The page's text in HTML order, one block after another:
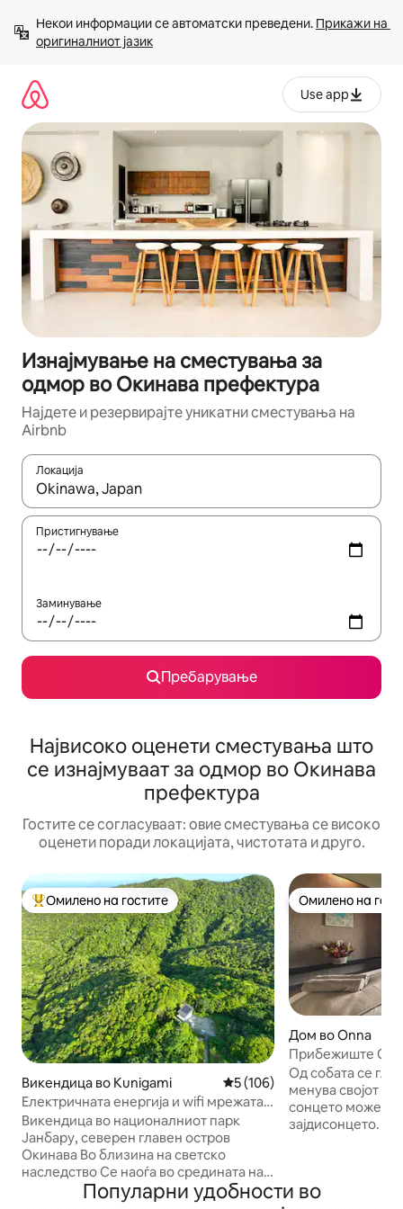
содржина
Некои информации се автоматски преведени. Прикажи на
оригиналниот јазик
Use app
Изнајмување на сместувања за
одмор во Окинава префектура
Најдете и резервирајте уникатни сместувања на
Airbnb
Локација
Кога резултатите се достапни, движете се со копчињата
Пристигнување
Заминување
Пребарување
Највисоко оценети сместувања што
се изнајмуваат за одмор во Окинава
префектура
Гостите се согласуваат: овие сместувања се високо
оценети поради локацијата, чистотата и друго.
Меѓу најуспешните „Омилени на гостите“
Омилено на гостите
Викендица во Kunigami Просечна оцена: 5 од 5,
5 (106)
Електричната енергија и wifi мрежата
се од просторот.Куќа со
куќа.Викендица надвор од мрежата во
националниот парк Јанбару
Викендица во националниот парк
Јанбару, северен главен остров
Окинава Во близина на светско
наследство Се наоѓа во средината на
природата и нема жици или водни
Омилено на
Омилено на
Дом во Onna
Прибежиште
OceanView
Од собата се
менува својот
сонцето може да
зајдисонцето. Со темата „среќа
доживувања за
Популарни удобности во